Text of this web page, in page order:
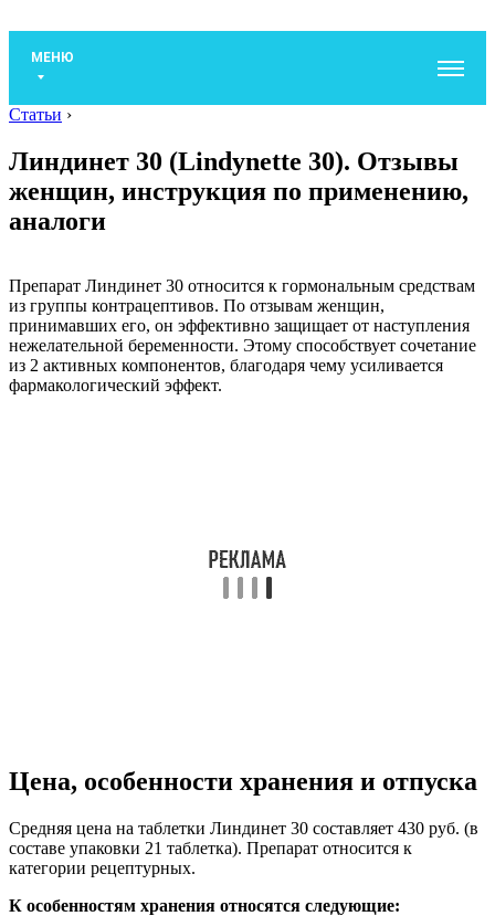
МЕНЮ
Статьи ›
Линдинет 30 (Lindynette 30). Отзывы
женщин, инструкция по применению,
аналоги
Препарат Линдинет 30 относится к гормональным средствам
из группы контрацептивов. По отзывам женщин,
принимавших его, он эффективно защищает от наступления
нежелательной беременности. Этому способствует сочетание
из 2 активных компонентов, благодаря чему усиливается
фармакологический эффект.
Цена, особенности хранения и отпуска
Средняя цена на таблетки Линдинет 30 составляет 430 руб. (в
составе упаковки 21 таблетка). Препарат относится к
категории рецептурных.
К особенностям хранения относятся следующие: